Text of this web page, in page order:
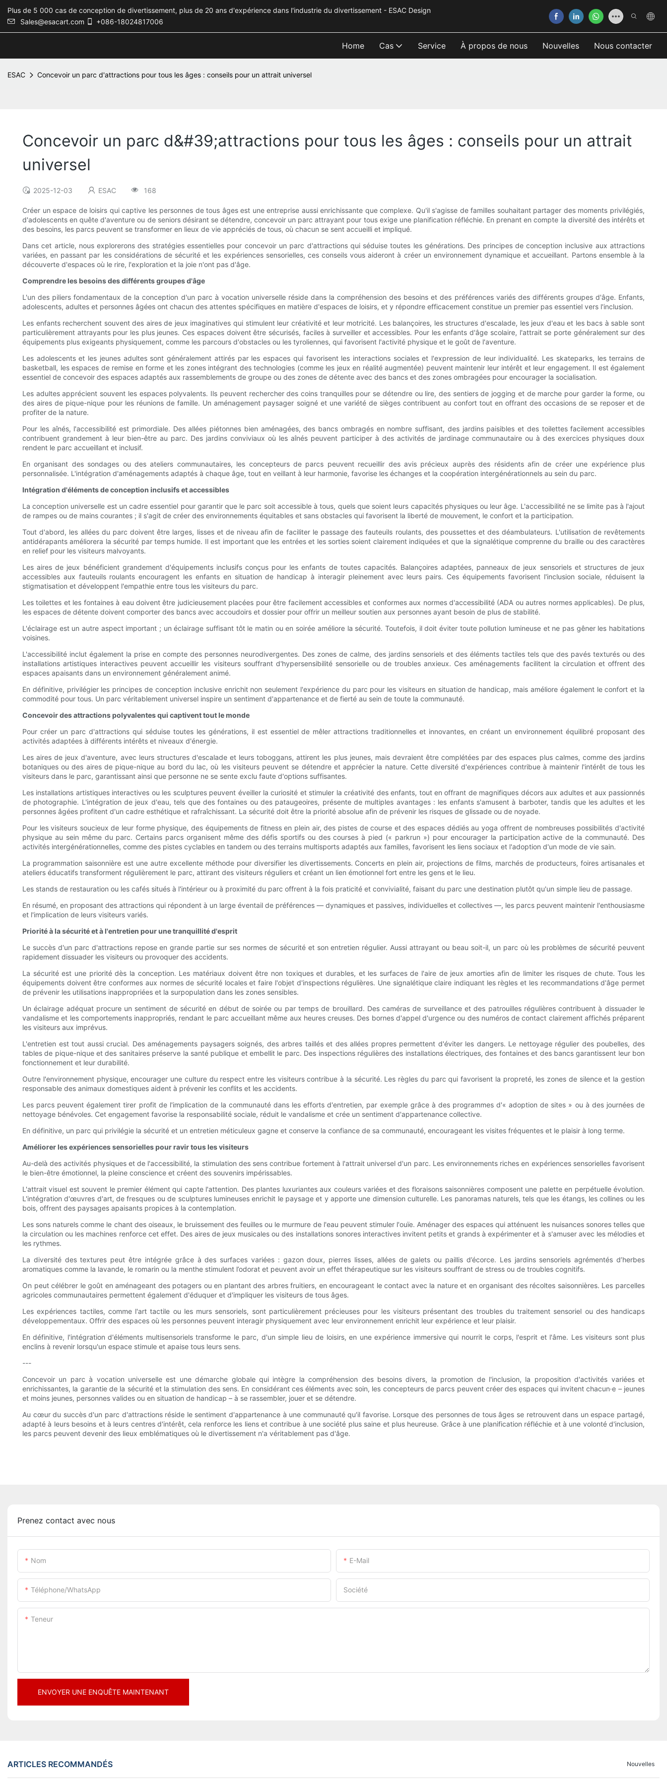
Plus de 5 000 cas de conception de divertissement, plus de 20 ans d'expérience dans l'industrie du divertissement - ESAC Design
Sales@esacart.com
+086-18024817006
Home Cas Service À propos de nous Nouvelles Nous contacter
ESAC Concevoir un parc d'attractions pour tous les âges : conseils pour un attrait universel
Concevoir un parc d&#39;attractions pour tous les âges : conseils pour un attrait
universel
2025-12-03 ESAC 168
Créer un espace de loisirs qui captive les personnes de tous âges est une entreprise aussi enrichissante que complexe. Qu'il s'agisse de familles souhaitant partager des moments privilégiés,
d'adolescents en quête d'aventure ou de seniors désirant se détendre, concevoir un parc attrayant pour tous exige une planification réfléchie. En prenant en compte la diversité des intérêts et
des besoins, les parcs peuvent se transformer en lieux de vie appréciés de tous, où chacun se sent accueilli et impliqué.
Dans cet article, nous explorerons des stratégies essentielles pour concevoir un parc d'attractions qui séduise toutes les générations. Des principes de conception inclusive aux attractions
variées, en passant par les considérations de sécurité et les expériences sensorielles, ces conseils vous aideront à créer un environnement dynamique et accueillant. Partons ensemble à la
découverte d'espaces où le rire, l'exploration et la joie n'ont pas d'âge.
Comprendre les besoins des différents groupes d'âge
L'un des piliers fondamentaux de la conception d'un parc à vocation universelle réside dans la compréhension des besoins et des préférences variés des différents groupes d'âge. Enfants,
adolescents, adultes et personnes âgées ont chacun des attentes spécifiques en matière d'espaces de loisirs, et y répondre efficacement constitue un premier pas essentiel vers l'inclusion.
Les enfants recherchent souvent des aires de jeux imaginatives qui stimulent leur créativité et leur motricité. Les balançoires, les structures d'escalade, les jeux d'eau et les bacs à sable sont
particulièrement attrayants pour les plus jeunes. Ces espaces doivent être sécurisés, faciles à surveiller et accessibles. Pour les enfants d'âge scolaire, l'attrait se porte généralement sur des
équipements plus exigeants physiquement, comme les parcours d'obstacles ou les tyroliennes, qui favorisent l'activité physique et le goût de l'aventure.
Les adolescents et les jeunes adultes sont généralement attirés par les espaces qui favorisent les interactions sociales et l'expression de leur individualité. Les skateparks, les terrains de
basketball, les espaces de remise en forme et les zones intégrant des technologies (comme les jeux en réalité augmentée) peuvent maintenir leur intérêt et leur engagement. Il est également
essentiel de concevoir des espaces adaptés aux rassemblements de groupe ou des zones de détente avec des bancs et des zones ombragées pour encourager la socialisation.
Les adultes apprécient souvent les espaces polyvalents. Ils peuvent rechercher des coins tranquilles pour se détendre ou lire, des sentiers de jogging et de marche pour garder la forme, ou
des aires de pique-nique pour les réunions de famille. Un aménagement paysager soigné et une variété de sièges contribuent au confort tout en offrant des occasions de se reposer et de
profiter de la nature.
Pour les aînés, l'accessibilité est primordiale. Des allées piétonnes bien aménagées, des bancs ombragés en nombre suffisant, des jardins paisibles et des toilettes facilement accessibles
contribuent grandement à leur bien-être au parc. Des jardins conviviaux où les aînés peuvent participer à des activités de jardinage communautaire ou à des exercices physiques doux
rendent le parc accueillant et inclusif.
En organisant des sondages ou des ateliers communautaires, les concepteurs de parcs peuvent recueillir des avis précieux auprès des résidents afin de créer une expérience plus
personnalisée. L'intégration d'aménagements adaptés à chaque âge, tout en veillant à leur harmonie, favorise les échanges et la coopération intergénérationnels au sein du parc.
Intégration d'éléments de conception inclusifs et accessibles
La conception universelle est un cadre essentiel pour garantir que le parc soit accessible à tous, quels que soient leurs capacités physiques ou leur âge. L'accessibilité ne se limite pas à l'ajout
de rampes ou de mains courantes ; il s'agit de créer des environnements équitables et sans obstacles qui favorisent la liberté de mouvement, le confort et la participation.
Tout d'abord, les allées du parc doivent être larges, lisses et de niveau afin de faciliter le passage des fauteuils roulants, des poussettes et des déambulateurs. L'utilisation de revêtements
antidérapants améliorera la sécurité par temps humide. Il est important que les entrées et les sorties soient clairement indiquées et que la signalétique comprenne du braille ou des caractères
en relief pour les visiteurs malvoyants.
Les aires de jeux bénéficient grandement d'équipements inclusifs conçus pour les enfants de toutes capacités. Balançoires adaptées, panneaux de jeux sensoriels et structures de jeux
accessibles aux fauteuils roulants encouragent les enfants en situation de handicap à interagir pleinement avec leurs pairs. Ces équipements favorisent l'inclusion sociale, réduisent la
stigmatisation et développent l'empathie entre tous les visiteurs du parc.
Les toilettes et les fontaines à eau doivent être judicieusement placées pour être facilement accessibles et conformes aux normes d'accessibilité (ADA ou autres normes applicables). De plus,
les espaces de détente doivent comporter des bancs avec accoudoirs et dossier pour offrir un meilleur soutien aux personnes ayant besoin de plus de stabilité.
L'éclairage est un autre aspect important ; un éclairage suffisant tôt le matin ou en soirée améliore la sécurité. Toutefois, il doit éviter toute pollution lumineuse et ne pas gêner les habitations
voisines.
L'accessibilité inclut également la prise en compte des personnes neurodivergentes. Des zones de calme, des jardins sensoriels et des éléments tactiles tels que des pavés texturés ou des
installations artistiques interactives peuvent accueillir les visiteurs souffrant d'hypersensibilité sensorielle ou de troubles anxieux. Ces aménagements facilitent la circulation et offrent des
espaces apaisants dans un environnement généralement animé.
En définitive, privilégier les principes de conception inclusive enrichit non seulement l'expérience du parc pour les visiteurs en situation de handicap, mais améliore également le confort et la
commodité pour tous. Un parc véritablement universel inspire un sentiment d'appartenance et de fierté au sein de toute la communauté.
Concevoir des attractions polyvalentes qui captivent tout le monde
Pour créer un parc d'attractions qui séduise toutes les générations, il est essentiel de mêler attractions traditionnelles et innovantes, en créant un environnement équilibré proposant des
activités adaptées à différents intérêts et niveaux d'énergie.
Les aires de jeux d'aventure, avec leurs structures d'escalade et leurs toboggans, attirent les plus jeunes, mais devraient être complétées par des espaces plus calmes, comme des jardins
botaniques ou des aires de pique-nique au bord du lac, où les visiteurs peuvent se détendre et apprécier la nature. Cette diversité d'expériences contribue à maintenir l'intérêt de tous les
visiteurs dans le parc, garantissant ainsi que personne ne se sente exclu faute d'options suffisantes.
Les installations artistiques interactives ou les sculptures peuvent éveiller la curiosité et stimuler la créativité des enfants, tout en offrant de magnifiques décors aux adultes et aux passionnés
de photographie. L'intégration de jeux d'eau, tels que des fontaines ou des pataugeoires, présente de multiples avantages : les enfants s'amusent à barboter, tandis que les adultes et les
personnes âgées profitent d'un cadre esthétique et rafraîchissant. La sécurité doit être la priorité absolue afin de prévenir les risques de glissade ou de noyade.
Pour les visiteurs soucieux de leur forme physique, des équipements de fitness en plein air, des pistes de course et des espaces dédiés au yoga offrent de nombreuses possibilités d'activité
physique au sein même du parc. Certains parcs organisent même des défis sportifs ou des courses à pied (« parkrun ») pour encourager la participation active de la communauté. Des
activités intergénérationnelles, comme des pistes cyclables en tandem ou des terrains multisports adaptés aux familles, favorisent les liens sociaux et l'adoption d'un mode de vie sain.
La programmation saisonnière est une autre excellente méthode pour diversifier les divertissements. Concerts en plein air, projections de films, marchés de producteurs, foires artisanales et
ateliers éducatifs transforment régulièrement le parc, attirant des visiteurs réguliers et créant un lien émotionnel fort entre les gens et le lieu.
Les stands de restauration ou les cafés situés à l'intérieur ou à proximité du parc offrent à la fois praticité et convivialité, faisant du parc une destination plutôt qu'un simple lieu de passage.
En résumé, en proposant des attractions qui répondent à un large éventail de préférences — dynamiques et passives, individuelles et collectives —, les parcs peuvent maintenir l'enthousiasme
et l'implication de leurs visiteurs variés.
Priorité à la sécurité et à l'entretien pour une tranquillité d'esprit
Le succès d'un parc d'attractions repose en grande partie sur ses normes de sécurité et son entretien régulier. Aussi attrayant ou beau soit-il, un parc où les problèmes de sécurité peuvent
rapidement dissuader les visiteurs ou provoquer des accidents.
La sécurité est une priorité dès la conception. Les matériaux doivent être non toxiques et durables, et les surfaces de l'aire de jeux amorties afin de limiter les risques de chute. Tous les
équipements doivent être conformes aux normes de sécurité locales et faire l'objet d'inspections régulières. Une signalétique claire indiquant les règles et les recommandations d'âge permet
de prévenir les utilisations inappropriées et la surpopulation dans les zones sensibles.
Un éclairage adéquat procure un sentiment de sécurité en début de soirée ou par temps de brouillard. Des caméras de surveillance et des patrouilles régulières contribuent à dissuader le
vandalisme et les comportements inappropriés, rendant le parc accueillant même aux heures creuses. Des bornes d'appel d'urgence ou des numéros de contact clairement affichés préparent
les visiteurs aux imprévus.
L'entretien est tout aussi crucial. Des aménagements paysagers soignés, des arbres taillés et des allées propres permettent d'éviter les dangers. Le nettoyage régulier des poubelles, des
tables de pique-nique et des sanitaires préserve la santé publique et embellit le parc. Des inspections régulières des installations électriques, des fontaines et des bancs garantissent leur bon
fonctionnement et leur durabilité.
Outre l'environnement physique, encourager une culture du respect entre les visiteurs contribue à la sécurité. Les règles du parc qui favorisent la propreté, les zones de silence et la gestion
responsable des animaux domestiques aident à prévenir les conflits et les accidents.
Les parcs peuvent également tirer profit de l'implication de la communauté dans les efforts d'entretien, par exemple grâce à des programmes d'« adoption de sites » ou à des journées de
nettoyage bénévoles. Cet engagement favorise la responsabilité sociale, réduit le vandalisme et crée un sentiment d'appartenance collective.
En définitive, un parc qui privilégie la sécurité et un entretien méticuleux gagne et conserve la confiance de sa communauté, encourageant les visites fréquentes et le plaisir à long terme.
Améliorer les expériences sensorielles pour ravir tous les visiteurs
Au-delà des activités physiques et de l'accessibilité, la stimulation des sens contribue fortement à l'attrait universel d'un parc. Les environnements riches en expériences sensorielles favorisent
le bien-être émotionnel, la pleine conscience et créent des souvenirs impérissables.
L'attrait visuel est souvent le premier élément qui capte l'attention. Des plantes luxuriantes aux couleurs variées et des floraisons saisonnières composent une palette en perpétuelle évolution.
L'intégration d'œuvres d'art, de fresques ou de sculptures lumineuses enrichit le paysage et y apporte une dimension culturelle. Les panoramas naturels, tels que les étangs, les collines ou les
bois, offrent des paysages apaisants propices à la contemplation.
Les sons naturels comme le chant des oiseaux, le bruissement des feuilles ou le murmure de l'eau peuvent stimuler l'ouïe. Aménager des espaces qui atténuent les nuisances sonores telles que
la circulation ou les machines renforce cet effet. Des aires de jeux musicales ou des installations sonores interactives invitent petits et grands à expérimenter et à s'amuser avec les mélodies et
les rythmes.
La diversité des textures peut être intégrée grâce à des surfaces variées : gazon doux, pierres lisses, allées de galets ou paillis d’écorce. Les jardins sensoriels agrémentés d’herbes
aromatiques comme la lavande, le romarin ou la menthe stimulent l’odorat et peuvent avoir un effet thérapeutique sur les visiteurs souffrant de stress ou de troubles cognitifs.
On peut célébrer le goût en aménageant des potagers ou en plantant des arbres fruitiers, en encourageant le contact avec la nature et en organisant des récoltes saisonnières. Les parcelles
agricoles communautaires permettent également d'éduquer et d'impliquer les visiteurs de tous âges.
Les expériences tactiles, comme l'art tactile ou les murs sensoriels, sont particulièrement précieuses pour les visiteurs présentant des troubles du traitement sensoriel ou des handicaps
développementaux. Offrir des espaces où les personnes peuvent interagir physiquement avec leur environnement enrichit leur expérience et leur plaisir.
En définitive, l'intégration d'éléments multisensoriels transforme le parc, d'un simple lieu de loisirs, en une expérience immersive qui nourrit le corps, l'esprit et l'âme. Les visiteurs sont plus
enclins à revenir lorsqu'un espace stimule et apaise tous leurs sens.
---
Concevoir un parc à vocation universelle est une démarche globale qui intègre la compréhension des besoins divers, la promotion de l'inclusion, la proposition d'activités variées et
enrichissantes, la garantie de la sécurité et la stimulation des sens. En considérant ces éléments avec soin, les concepteurs de parcs peuvent créer des espaces qui invitent chacun·e – jeunes
et moins jeunes, personnes valides ou en situation de handicap – à se rassembler, jouer et se détendre.
Au cœur du succès d'un parc d'attractions réside le sentiment d'appartenance à une communauté qu'il favorise. Lorsque des personnes de tous âges se retrouvent dans un espace partagé,
adapté à leurs besoins et à leurs centres d'intérêt, cela renforce les liens et contribue à une société plus saine et plus heureuse. Grâce à une planification réfléchie et à une volonté d'inclusion,
les parcs peuvent devenir des lieux emblématiques où le divertissement n'a véritablement pas d'âge.
Prenez contact avec nous
Nom E-Mail
Téléphone/WhatsApp Société
Teneur
ENVOYER UNE ENQUÊTE MAINTENANT
ARTICLES RECOMMANDÉS Nouvelles